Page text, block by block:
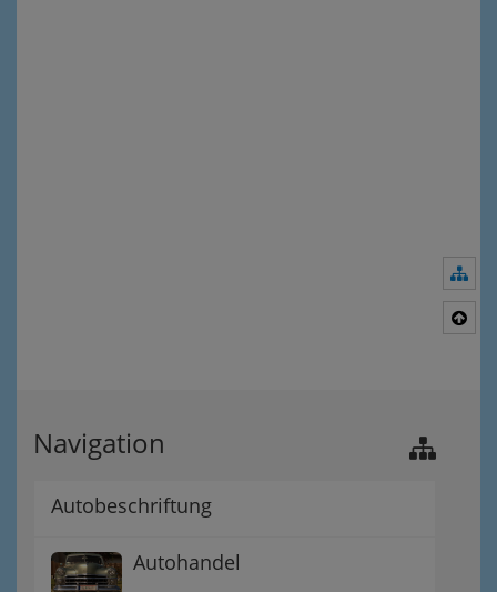
Navigation
Autobeschriftung
Autohandel